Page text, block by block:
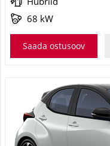
68 kW
Saada ostusoov